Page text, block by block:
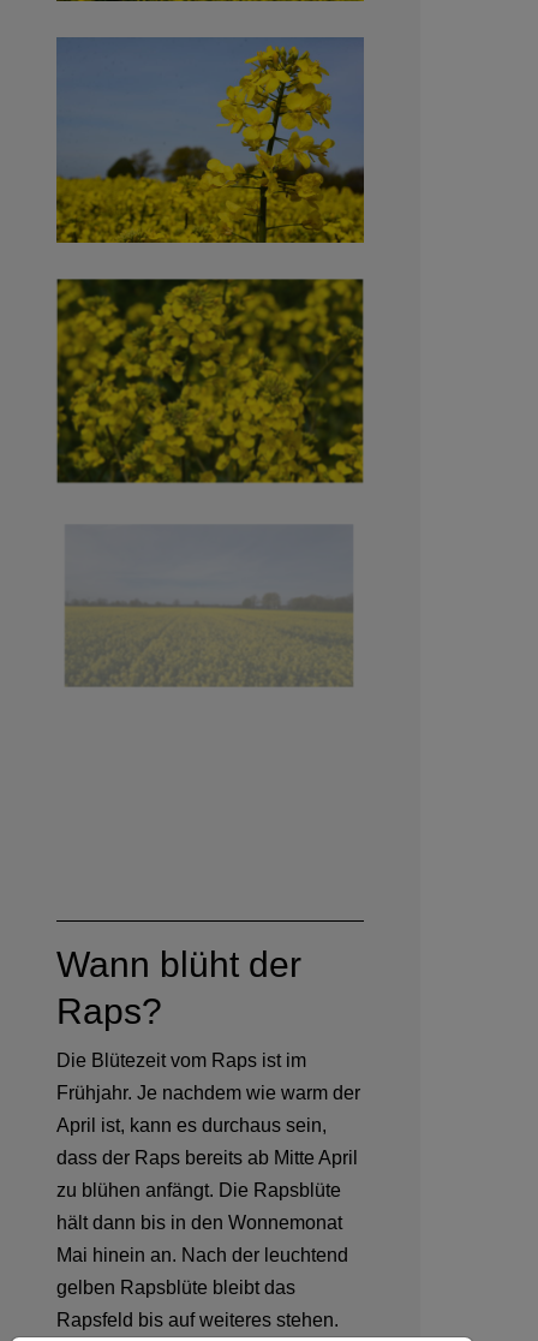
Wann blüht der
Raps?
Die Blütezeit vom Raps ist im
Frühjahr. Je nachdem wie warm der
April ist, kann es durchaus sein,
dass der Raps bereits ab Mitte April
zu blühen anfängt. Die Rapsblüte
hält dann bis in den Wonnemonat
Mai hinein an. Nach der leuchtend
gelben Rapsblüte bleibt das
Rapsfeld bis auf weiteres stehen.